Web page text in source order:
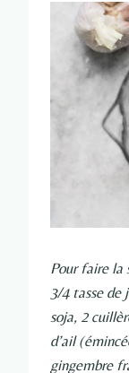
Pour faire la
3/4 tasse de
soja, 2
d’ail
gingembre